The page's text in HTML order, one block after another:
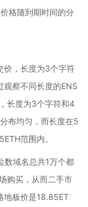
格随到期时间的分
价，长度为3个字符
观察不同长度的ENS
长度为3个字符和4
布均匀，而长度在5
范围内。
数域名总共1万个都
购买，从而二手市
地板价是18.85ET